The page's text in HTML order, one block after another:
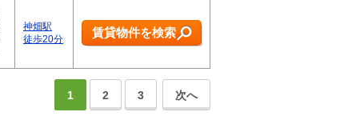
神畑駅
徒歩20分
賃貸物件を検索
1 2 3 次へ